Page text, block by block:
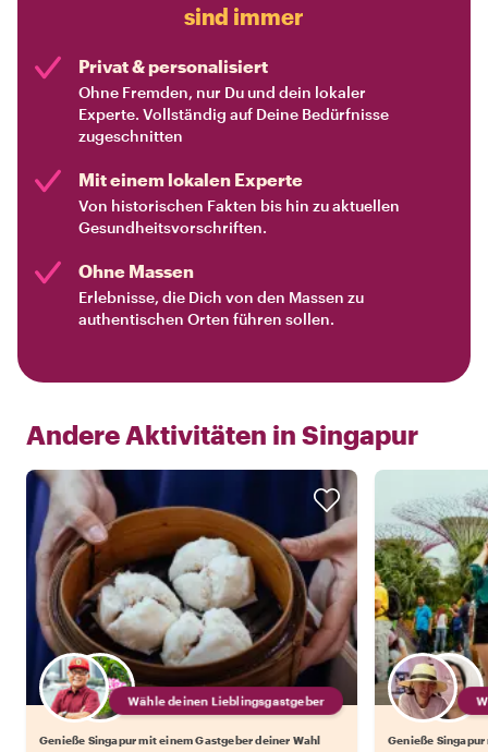
sind immer
Privat & personalisiert
Ohne Fremden, nur Du und dein lokaler
Experte. Vollständig auf Deine Bedürfnisse
zugeschnitten
Mit einem lokalen Experte
Von historischen Fakten bis hin zu aktuellen
Gesundheitsvorschriften.
Ohne Massen
Erlebnisse, die Dich von den Massen zu
authentischen Orten führen sollen.
Andere Aktivitäten in Singapur
Wähle deinen Lieblingsgastgeber
Genieße Singapur mit einem Gastgeber deiner Wahl Genieße